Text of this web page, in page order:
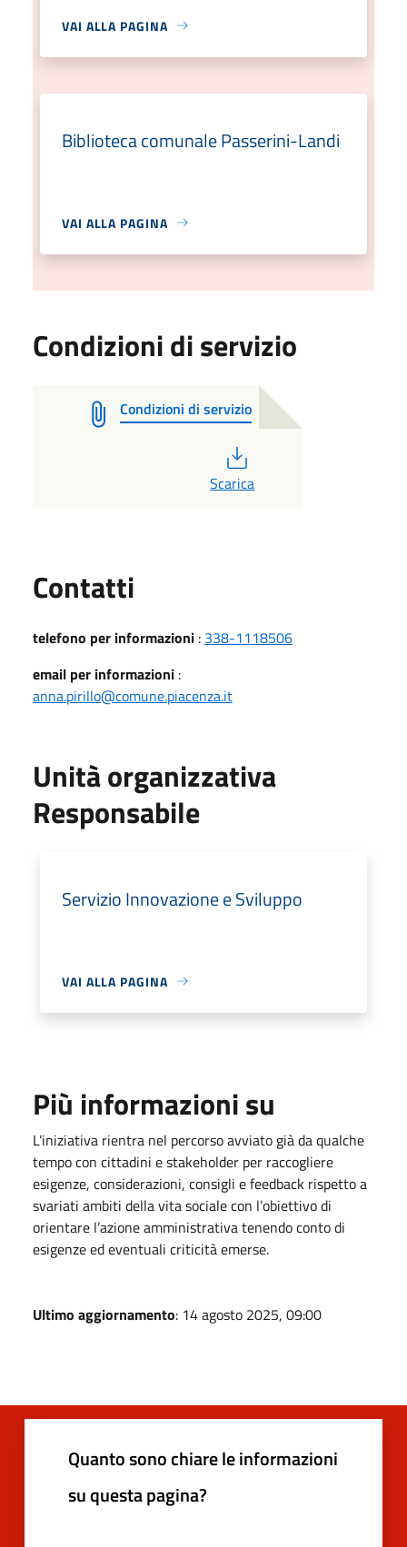
VAI ALLA PAGINA
Biblioteca comunale Passerini-Landi
VAI ALLA PAGINA
Condizioni di servizio
Condizioni di servizio
Scarica
Contatti
telefono per informazioni : 338-1118506
email per informazioni :
anna.pirillo@comune.piacenza.it
Unità organizzativa
Responsabile
Servizio Innovazione e Sviluppo
VAI ALLA PAGINA
Più informazioni su
L’iniziativa rientra nel percorso avviato già da qualche
tempo con cittadini e stakeholder per raccogliere
esigenze, considerazioni, consigli e feedback rispetto a
svariati ambiti della vita sociale con l’obiettivo di
orientare l’azione amministrativa tenendo conto di
esigenze ed eventuali criticità emerse.
Ultimo aggiornamento: 14 agosto 2025, 09:00
Quanto sono chiare le informazioni
su questa pagina?